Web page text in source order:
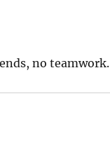
no teamwork.